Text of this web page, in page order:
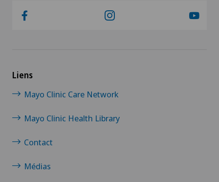
Liens
Mayo Clinic Care Network
Mayo Clinic Health Library
Contact
Médias